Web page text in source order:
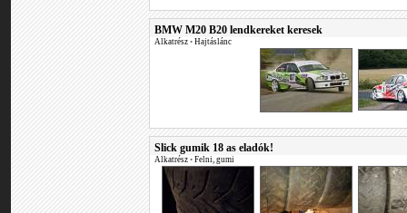
BMW M20 B20 lendkereket keresek
Alkatrész • Hajtáslánc
Slick gumik 18 as eladók!
Alkatrész • Felni, gumi